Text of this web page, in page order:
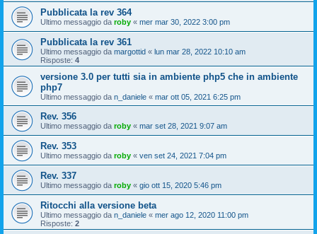
Pubblicata la rev 364
Ultimo messaggio da roby « mer mar 30, 2022 3:00 pm
Pubblicata la rev 361
Ultimo messaggio da margottid « lun mar 28, 2022 10:10 am
Risposte: 4
versione 3.0 per tutti sia in ambiente php5 che in ambiente
php7
Ultimo messaggio da n_daniele « mar ott 05, 2021 6:25 pm
Rev. 356
Ultimo messaggio da roby « mar set 28, 2021 9:07 am
Rev. 353
Ultimo messaggio da roby « ven set 24, 2021 7:04 pm
Rev. 337
Ultimo messaggio da roby « gio ott 15, 2020 5:46 pm
Ritocchi alla versione beta
Ultimo messaggio da n_daniele « mer ago 12, 2020 11:00 pm
Risposte: 2